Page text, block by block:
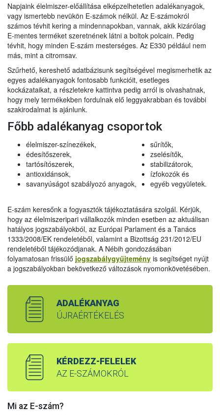
Napjaink élelmiszer-előállítása elképzelhetetlen adalékanyagok,
vagy ismertebb nevükön E-számok nélkül. Az E-számokról
számos tévhit kering a mindennapokban, vannak, akik kizárólag
E-mentes terméket szeretnének látni a boltok polcain. Pedig
tévhit, hogy minden E-szám mesterséges. Az E330 például nem
más, mint a citromsav.
Szűrhető, kereshető adatbázisunk segítségével megismerhetik az
egyes adalékanyagok fontosabb funkcióit, esetleges
kockázataikat, a részletekre kattintva pedig arról is olvashatnak,
hogy mely termékekben fordulnak elő leggyakrabban és további
szakirodalmat is ajánlunk.
Főbb adalékanyag csoportok
élelmiszer-színezékek,
édesítőszerek,
tartósítószerek,
antioxidánsok,
savanyúságot szabályozó anyagok,
sűrítők,
zselésítők,
stabilizátorok,
ízfokozók és
egyéb vegyületek.
E-szám keresőnk a fogyasztók tájékoztatására szolgál. Kérjük,
hogy az élelmiszeripari vállalkozók minden esetben az aktuálisan
hatályos jogszabályokból, az Európai Parlament és a Tanács
1333/2008/EK rendeletéből, valamint a Bizottság 231/2012/EU
rendeletéből tájékozódjanak. A Nébih gondozásában
folyamatosan frissülő jogszabálygyűjtemény is segítséget nyújt
a jogszabályokban bekövetkező változások nyomonkövetésében.
ADALÉKANYAG
ÚJRAÉRTÉKELÉS
KÉRDEZZ-FELELEK
AZ E-SZÁMOKRÓL
Mi az E-szám?